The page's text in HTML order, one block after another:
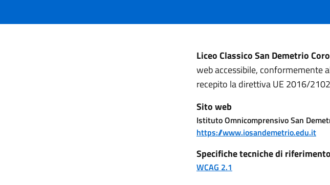
Liceo Classico San Demetrio
web accessibile, conformemente
recepito la direttiva UE 2016/
Sito web
Istituto Omnicomprensivo San
https://www.iosandemetrio.edu.it
Specifiche tecniche di
WCAG 2.1